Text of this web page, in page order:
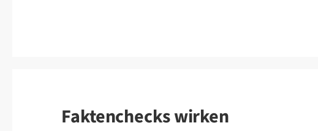
Faktenchecks wirken